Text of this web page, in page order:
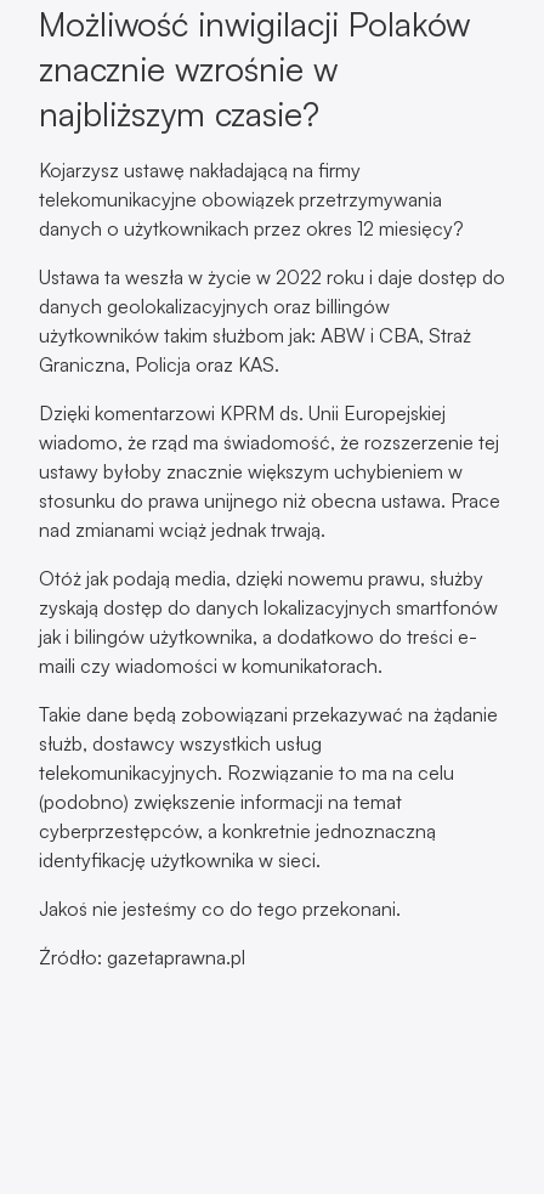
Możliwość inwigilacji Polaków
znacznie wzrośnie w
najbliższym czasie?
Kojarzysz ustawę nakładającą na firmy
telekomunikacyjne obowiązek przetrzymywania
danych o użytkownikach przez okres 12 miesięcy?
Ustawa ta weszła w życie w 2022 roku i daje dostęp do
danych geolokalizacyjnych oraz billingów
użytkowników takim służbom jak: ABW i CBA, Straż
Graniczna, Policja oraz KAS.
Dzięki komentarzowi KPRM ds. Unii Europejskiej
wiadomo, że rząd ma świadomość, że rozszerzenie tej
ustawy byłoby znacznie większym uchybieniem w
stosunku do prawa unijnego niż obecna ustawa. Prace
nad zmianami wciąż jednak trwają.
Otóż jak podają media, dzięki nowemu prawu, służby
zyskają dostęp do danych lokalizacyjnych smartfonów
jak i bilingów użytkownika, a dodatkowo do treści e-
maili czy wiadomości w komunikatorach.
Takie dane będą zobowiązani przekazywać na żądanie
służb, dostawcy wszystkich usług
telekomunikacyjnych. Rozwiązanie to ma na celu
(podobno) zwiększenie informacji na temat
cyberprzestępców, a konkretnie jednoznaczną
identyfikację użytkownika w sieci.
Jakoś nie jesteśmy co do tego przekonani.
Źródło: gazetaprawna.pl